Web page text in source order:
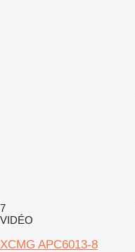
7
VIDÉO
XCMG APC6013-8